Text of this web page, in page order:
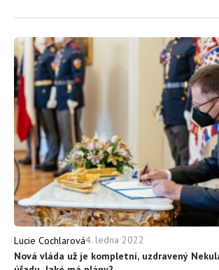
Lucie Cochlarová4. ledna 2022
Nová vláda už je kompletní, uzdravený